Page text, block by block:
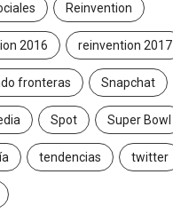
Reinvention
2016 reinvention 2017
fronteras Snapchat
Spot Super Bowl
tendencias twitter